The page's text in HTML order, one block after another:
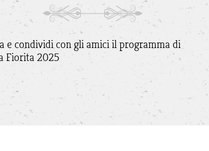
e condividi con gli amici il programma di
Fiorita 2025